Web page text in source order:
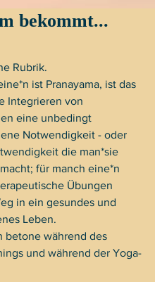
bekommt...
Rubrik.
ist Pranayama, ist das
Integrieren von
eine unbedingt
Notwendigkeit - oder
die man*sie
für manch eine*n
Übungen
in ein gesundes und
Leben.
betone während des
und während der Yoga-